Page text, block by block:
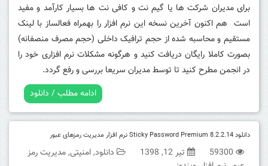
برای مدیران شرکت ها یا گیم نت و کافی نت ها بسیار کارآمد و مفید
است هم اکنون آخرین نسخه این نرم افزار را بهمراه فعالساز با لینک
مستقیم و محاسبه شده از حجم ترافیک داخلی (حجم مصرف منصفانه)
بصورت کاملا رایگان دریافت کنید و هرگونه مشکلات نرم افزاری خود را
در انجمن مطرح کنید تا توسط مدیران سریعا بررسی و رفع گردد.
ادامه مطلب / دانلود
دانلود Sticky Password Premium 8.2.2.14 نرم افزار مدیریت رمزهای عبور
59300 تیر 12, 1398 دانلود,امنیتی,مدیریت رمز